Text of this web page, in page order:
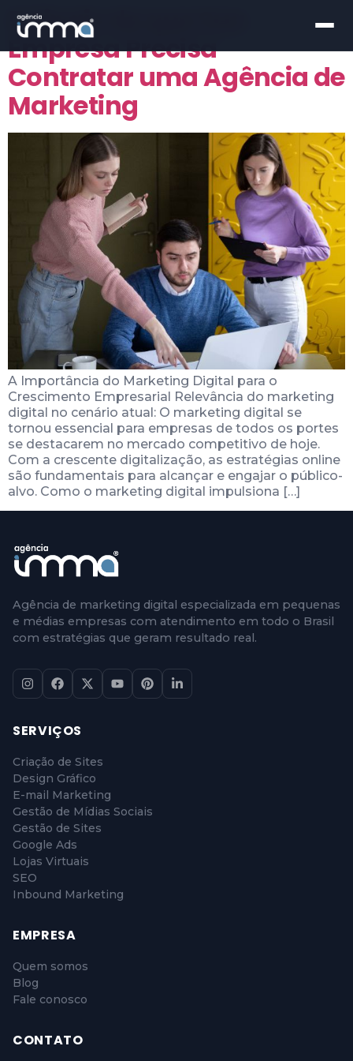
5 Sinais de que Sua
Empresa Precisa
Contratar uma Agência de
Marketing
A Importância do Marketing Digital para o
Crescimento Empresarial Relevância do marketing
digital no cenário atual: O marketing digital se
tornou essencial para empresas de todos os portes
se destacarem no mercado competitivo de hoje.
Com a crescente digitalização, as estratégias online
são fundamentais para alcançar e engajar o público-
alvo. Como o marketing digital impulsiona […]
Agência de marketing digital especializada em pequenas
e médias empresas com atendimento em todo o Brasil
com estratégias que geram resultado real.
SERVIÇOS
Criação de Sites
Design Gráfico
E-mail Marketing
Gestão de Mídias Sociais
Gestão de Sites
Google Ads
Lojas Virtuais
SEO
Inbound Marketing
EMPRESA
Quem somos
Blog
Fale conosco
CONTATO